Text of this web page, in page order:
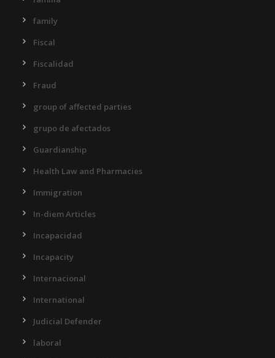
family
Fiscal
Fiscalidad
Fraud
group of affected parties
grupo de afectados
Guardianship
Health Law and Pharmacies
Immigration
In-diem Articles
Incapacidad
Incapacity
Internacional
International
Judicial Defender
laboral